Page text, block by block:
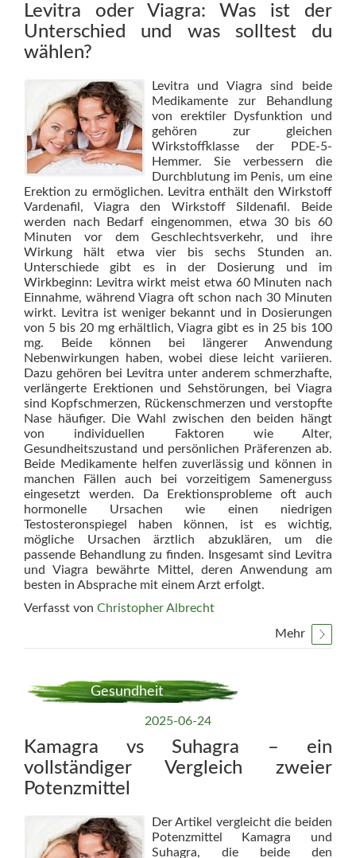
Levitra oder Viagra: Was ist der
Unterschied und was solltest du
wählen?
Levitra und Viagra sind beide
Medikamente zur Behandlung
von erektiler Dysfunktion und
gehören zur gleichen
Wirkstoffklasse der PDE-5-
Hemmer. Sie verbessern die
Durchblutung im Penis, um eine
Erektion zu ermöglichen. Levitra enthält den Wirkstoff
Vardenafil, Viagra den Wirkstoff Sildenafil. Beide
werden nach Bedarf eingenommen, etwa 30 bis 60
Minuten vor dem Geschlechtsverkehr, und ihre
Wirkung hält etwa vier bis sechs Stunden an.
Unterschiede gibt es in der Dosierung und im
Wirkbeginn: Levitra wirkt meist etwa 60 Minuten nach
Einnahme, während Viagra oft schon nach 30 Minuten
wirkt. Levitra ist weniger bekannt und in Dosierungen
von 5 bis 20 mg erhältlich, Viagra gibt es in 25 bis 100
mg. Beide können bei längerer Anwendung
Nebenwirkungen haben, wobei diese leicht variieren.
Dazu gehören bei Levitra unter anderem schmerzhafte,
verlängerte Erektionen und Sehstörungen, bei Viagra
sind Kopfschmerzen, Rückenschmerzen und verstopfte
Nase häufiger. Die Wahl zwischen den beiden hängt
von individuellen Faktoren wie Alter,
Gesundheitszustand und persönlichen Präferenzen ab.
Beide Medikamente helfen zuverlässig und können in
manchen Fällen auch bei vorzeitigem Samenerguss
eingesetzt werden. Da Erektionsprobleme oft auch
hormonelle Ursachen wie einen niedrigen
Testosteronspiegel haben können, ist es wichtig,
mögliche Ursachen ärztlich abzuklären, um die
passende Behandlung zu finden. Insgesamt sind Levitra
und Viagra bewährte Mittel, deren Anwendung am
besten in Absprache mit einem Arzt erfolgt.
Verfasst von Christopher Albrecht
Mehr
Gesundheit
2025-06-24
Kamagra vs Suhagra – ein
vollständiger Vergleich zweier
Potenzmittel
Der Artikel vergleicht die beiden
Potenzmittel Kamagra und
Suhagra, die beide den